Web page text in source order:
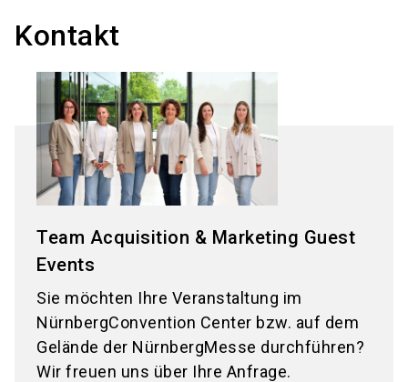
Kontakt
Team Acquisition & Marketing Guest
Events
Sie möchten Ihre Veranstaltung im
NürnbergConvention Center bzw. auf dem
Gelände der NürnbergMesse durchführen?
Wir freuen uns über Ihre Anfrage.